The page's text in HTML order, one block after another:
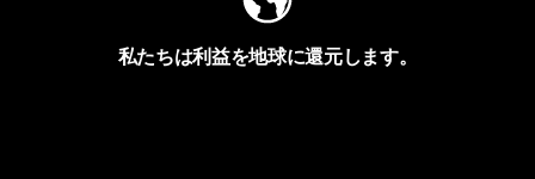
私たちは利益を地球に還元します。